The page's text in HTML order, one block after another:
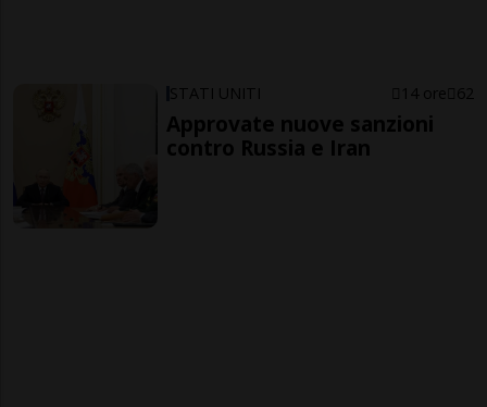
STATI UNITI 14 ore 62
Approvate nuove sanzioni
contro Russia e Iran